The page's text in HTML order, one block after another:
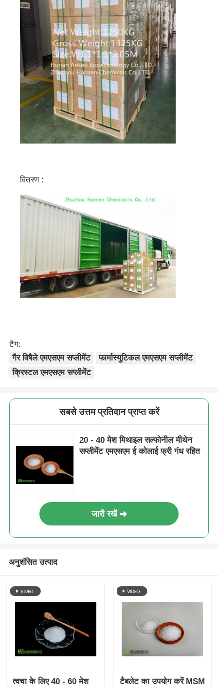
वितरण :
टैग:
गैर विषैले एमएसएम सप्लीमेंट
फार्मास्युटिकल एमएसएम सप्लीमेंट
क्रिस्टल एमएसएम सप्लीमेंट
सबसे उत्तम प्रतिदान प्राप्त करें
20 - 40 मेश मिथाइल सल्फोनील मीथेन
सप्लीमेंट एमएसएम ई कोलाई फ्री गंध रहित
जारी रखें
अनुशंसित उत्पाद
त्वचा के लिए 40 - 60 मेश
टैबलेट का उपयोग करें MSM